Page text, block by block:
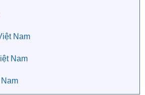
Nam
Nam